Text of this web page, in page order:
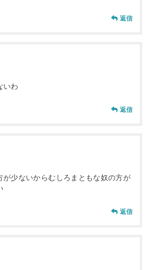
返信
いわ
返信
が少ないからむしろまともな奴の方が
返信